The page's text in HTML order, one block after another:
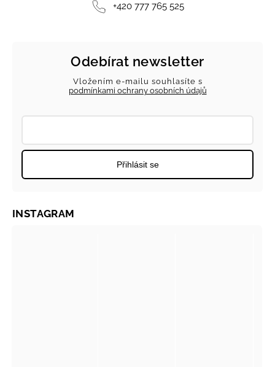
+420 777 765 525
Odebírat newsletter
Vložením e-mailu souhlasíte s
podmínkami ochrany osobních údajů
Přihlásit se
INSTAGRAM